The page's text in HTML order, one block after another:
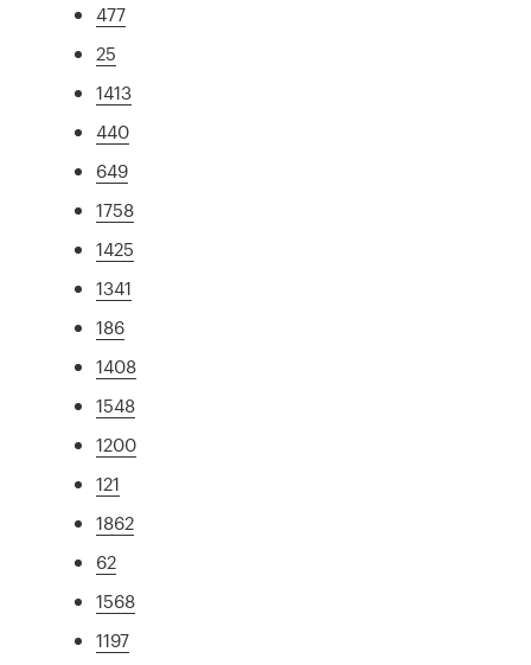
477
25
1413
440
649
1758
1425
1341
186
1408
1548
1200
121
1862
62
1568
1197